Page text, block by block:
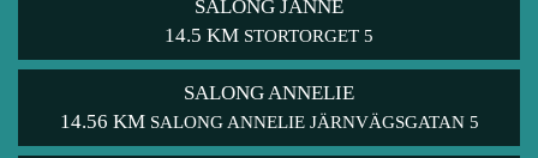
SALONG JANNE
14.5 KM STORTORGET 5
SALONG ANNELIE
14.56 KM SALONG ANNELIE JÄRNVÄGSGATAN 5